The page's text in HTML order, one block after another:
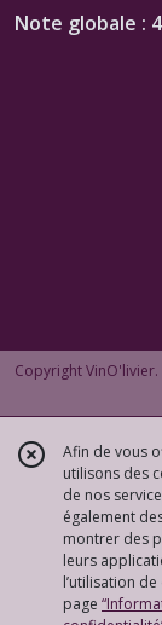
Note globale :
Copyright
Afin de vous
utilisons des
de nos
également
montrer des
leurs
l’utilisation
page